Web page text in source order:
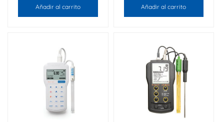
Añadir al carrito Añadir al carrito